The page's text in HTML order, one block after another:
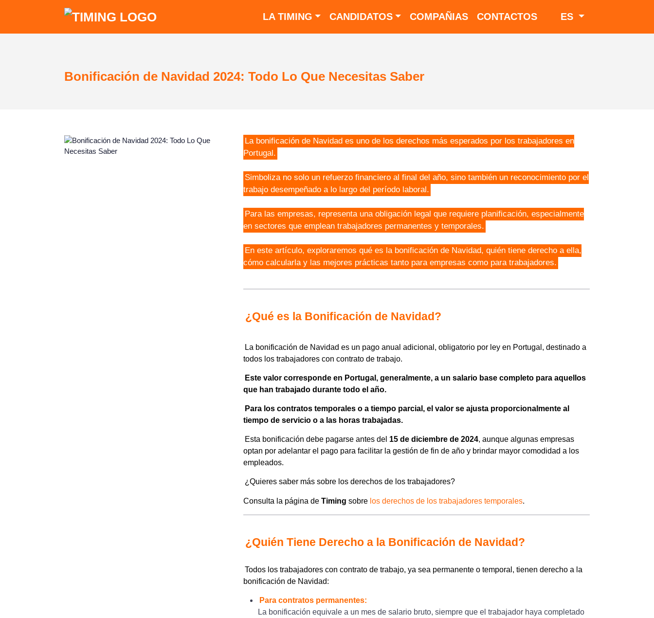
LA TIMING CANDIDATOS COMPAÑIAS CONTACTOS ES
Bonificación de Navidad 2024: Todo Lo Que Necesitas Saber
La bonificación de Navidad es uno de los derechos más esperados por los trabajadores en
Portugal.
Simboliza no solo un refuerzo financiero al final del año, sino también un reconocimiento por el
trabajo desempeñado a lo largo del período laboral.
Para las empresas, representa una obligación legal que requiere planificación, especialmente
en sectores que emplean trabajadores permanentes y temporales.
En este artículo, exploraremos qué es la bonificación de Navidad, quién tiene derecho a ella,
cómo calcularla y las mejores prácticas tanto para empresas como para trabajadores.
¿Qué es la Bonificación de Navidad?
La bonificación de Navidad es un pago anual adicional, obligatorio por ley en Portugal, destinado a
todos los trabajadores con contrato de trabajo.
Este valor corresponde en Portugal, generalmente, a un salario base completo para aquellos
que han trabajado durante todo el año.
Para los contratos temporales o a tiempo parcial, el valor se ajusta proporcionalmente al
tiempo de servicio o a las horas trabajadas.
Esta bonificación debe pagarse antes del 15 de diciembre de 2024, aunque algunas empresas
optan por adelantar el pago para facilitar la gestión de fin de año y brindar mayor comodidad a los
empleados.
¿Quieres saber más sobre los derechos de los trabajadores?
Consulta la página de Timing sobre los derechos de los trabajadores temporales.
¿Quién Tiene Derecho a la Bonificación de Navidad?
Todos los trabajadores con contrato de trabajo, ya sea permanente o temporal, tienen derecho a la
bonificación de Navidad:
Para contratos permanentes:
La bonificación equivale a un mes de salario bruto, siempre que el trabajador haya completado